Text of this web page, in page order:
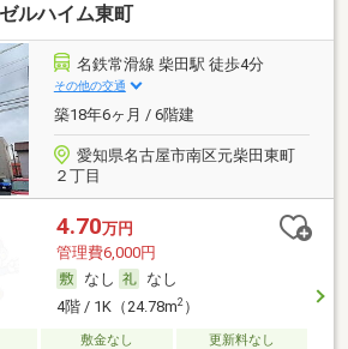
ルハイム東町
名鉄常滑線 柴田駅 徒歩4分
その他の交通
築18年6ヶ月 / 6階建
愛知県名古屋市南区元柴田東町
２丁目
4.70万円
管理費6,000円
なし
なし
4階 / 1K（24.78m2）
敷金なし
更新料なし